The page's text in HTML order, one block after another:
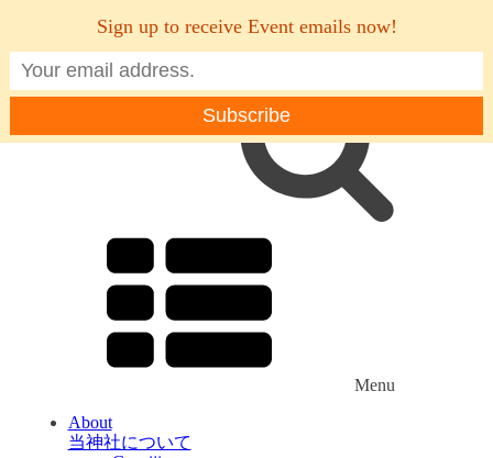
Menu
About
当神社について
Sign up to receive Event emails now!